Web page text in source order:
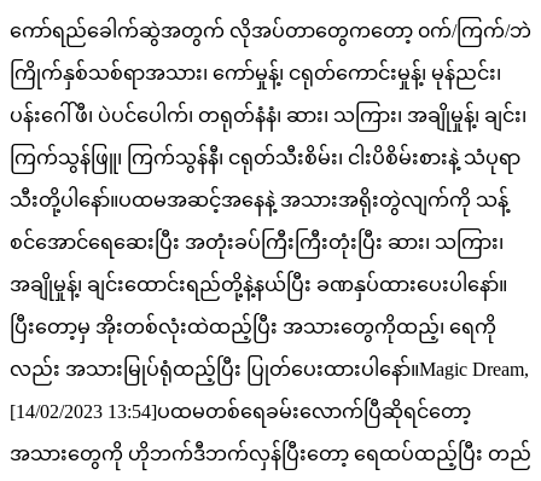
ကော်ရည်ခေါက်ဆွဲအတွက် လိုအပ်တာတွေကတော့ ၀က်/ကြက်/ဘဲ
ကြိုက်နှစ်သစ်ရာအသား၊ ကော်မှုန့်၊ ငရုတ်ကောင်းမှုန့်၊ မုန်ညင်း၊
ပန်းဂေါ်ဖီ၊ ပဲပင်ပေါက်၊ တရုတ်နံနံ၊ ဆား၊ သကြား၊ အချိုမှုန့်၊ ချင်း၊
ကြက်သွန်ဖြူ၊ ကြက်သွန်နီ၊ ငရုတ်သီးစိမ်း၊ ငါးပိစိမ်းစားနဲ့ သံပုရာ
သီးတို့ပါနော်။ပထမအဆင့်အနေနဲ့ အသားအရိုးတွဲလျက်ကို သန့်
စင်အောင်ရေဆေးပြီး အတုံးခပ်ကြီးကြီးတုံးပြီး ဆား၊ သကြား၊
အချိုမှုန့်၊ ချင်းထောင်းရည်တို့နဲ့နယ်ပြီး ခဏနှပ်ထားပေးပါနော်။
ပြီးတော့မှ အိုးတစ်လုံးထဲထည့်ပြီး အသားတွေကိုထည့်၊ ရေကို
လည်း အသားမြုပ်ရုံထည့်ပြီး ပြုတ်ပေးထားပါနော်။Magic Dream,
[14/02/2023 13:54]ပထမတစ်ရေခမ်းလောက်ပြီဆိုရင်တော့
အသားတွေကို ဟိုဘက်ဒီဘက်လှန်ပြီးတော့ ရေထပ်ထည့်ပြီး တည်